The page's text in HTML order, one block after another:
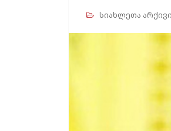
სიახლეთა არქივი